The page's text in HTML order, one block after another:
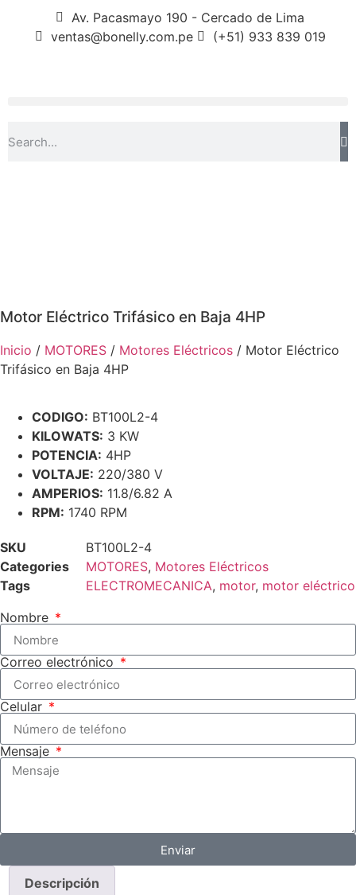
Av. Pacasmayo 190 - Cercado de Lima
ventas@bonelly.com.pe
(+51) 933 839 019
Motor Eléctrico Trifásico en Baja 4HP
Inicio / MOTORES / Motores Eléctricos / Motor Eléctrico
Trifásico en Baja 4HP
CODIGO: BT100L2-4
KILOWATS: 3 KW
POTENCIA: 4HP
VOLTAJE: 220/380 V
AMPERIOS: 11.8/6.82 A
RPM: 1740 RPM
SKU
BT100L2-4
Categories
MOTORES, Motores Eléctricos
Tags
ELECTROMECANICA, motor, motor eléctrico
Nombre
Correo electrónico
Celular
Mensaje
Enviar
Descripción